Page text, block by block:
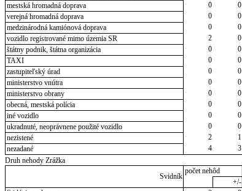
mestská hromadná doprava
0 0
verejná hromadná doprava
0 0
medzinárodná kamiónová doprava
0 0
vozidlo registrované mimo územia SR
2 0
štátny podnik, štátna organizácia
0 0
TAXI
0 0
zastupiteľský úrad
0 0
ministerstvo vnútra
0 0
ministerstvo obrany
0 0
obecná, mestská polícia
0 0
iné vozidlo
0 0
ukradnuté, neoprávnene použité vozidlo
0 0
nezistené
2 1
nezadané
4 3
Druh nehody Zrážka
Svidník
počet nehôd
+/-